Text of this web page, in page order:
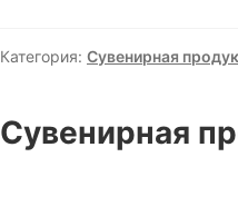
Butman
Club
Категория: Сувенирная
Сувенирная